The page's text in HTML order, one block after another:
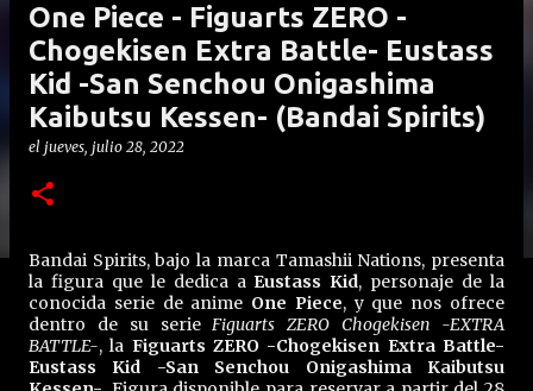
One Piece - Figuarts ZERO -
Chogekisen Extra Battle- Eustass
Kid -San Senchou Onigashima
Kaibutsu Kessen- (Bandai Spirits)
el jueves, julio 28, 2022
Bandai Spirits, bajo la marca Tamashii Nations, presenta
la figura que le dedica a Eustass Kid, personaje de la
conocida serie de anime One Piece, y que nos ofrece
dentro de su serieFiguarts ZERO Chogekisen -EXTRA
BATTLE-, la Figuarts ZERO -Chogekisen Extra Battle-
Eustass Kid -San Senchou Onigashima Kaibutsu